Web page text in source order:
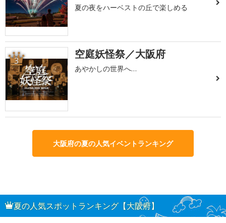
夏の夜をハーベストの丘で楽しめる
3 空庭妖怪祭／大阪府
あやかしの世界へ…
大阪府の夏の人気イベントランキング
夏の人気スポットランキング【大阪府】